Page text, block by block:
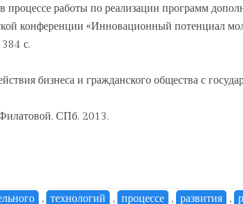
работы по реализации программ
конференции «Инновационный потенциал
с.
бизнеса и гражданского общества с
СПб. 2013.
, технологий , процессе , развития ,